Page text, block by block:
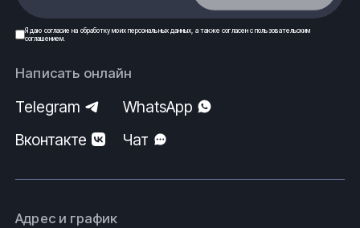
Я даю согласие на обработку моих персональных данных , а также согласен спользовательским
соглашением.
Написать онлайн
Telegram
WhatsApp
Вконтакте
Чат
Адрес и график